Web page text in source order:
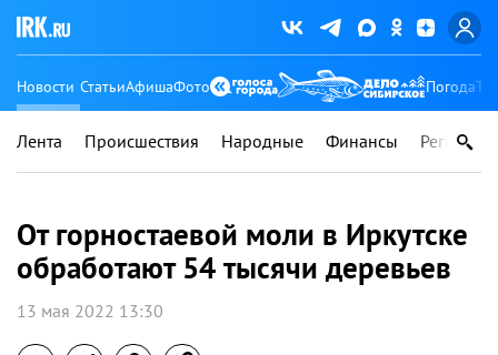
Новости СтатьиАфишаФото Погода
Лента Происшествия Народные Финансы Регионы
От горностаевой моли в Иркутске
обработают 54 тысячи деревьев
13 мая 2022 13:30